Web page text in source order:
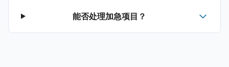
能否处理加急项目？